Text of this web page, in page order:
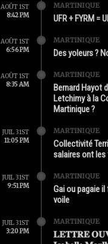
AOÛT 1ST
8:42 PM
MARTINIQUE
UFR + FYRM =
AOÛT 1ST
6:56 PM
MARTINIQUE
Des yoleurs ?
AOÛT 1ST
8:35 AM
MARTINIQUE
Bernard Hayot
Letchimy à la
Martinique ?
JUIL 31ST
11:05 PM
MARTINIQUE
Collectivité
salaires ont les
JUIL 31ST
9:51 PM
MARTINIQUE
Gai ou pagaie
voile
JUIL 31ST
3:20 PM
MARTINIQUE
𝐋𝐄𝐓𝐓𝐑𝐄